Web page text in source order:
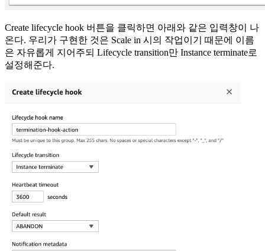
Create lifecycle hook 버튼을 클릭하면 아래와 같은 입력창이 나
온다. 우리가 구현한 것은 Scale in 시의 작업이기 때문에 이름
은 자유롭게 지어주되 Lifecycle transition만 Instance terminate로
설정해준다.